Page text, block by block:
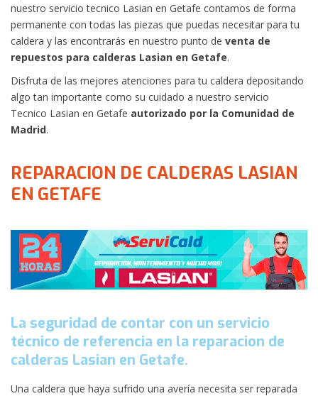
nuestro servicio tecnico Lasian en Getafe contamos de forma
permanente con todas las piezas que puedas necesitar para tu
caldera y las encontrarás en nuestro punto de venta de
repuestos para calderas Lasian en Getafe.
Disfruta de las mejores atenciones para tu caldera depositando
algo tan importante como su cuidado a nuestro servicio
Tecnico Lasian en Getafe autorizado por la Comunidad de
Madrid.
REPARACION DE CALDERAS LASIAN
EN GETAFE
La seguridad de contar con un servicio
técnico de referencia en la reparacion de
calderas Lasian en Getafe.
Una caldera que haya sufrido una avería necesita ser reparada